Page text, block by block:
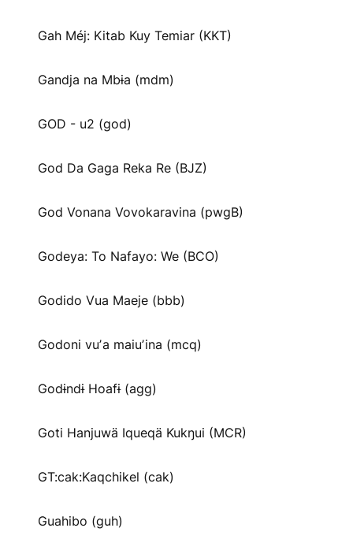
Gah Méj: Kitab Kuy Temiar (KKT)
Gandja na Mbɨa (mdm)
GOD - u2 (god)
God Da Gaga Reka Re (BJZ)
God Vonana Vovokaravina (pwgB)
Godeya: To Nafayo: We (BCO)
Godido Vua Maeje (bbb)
Godoni vuʼa maiuʼina (mcq)
Godɨndɨ Hoafɨ (agg)
Goti Hanjuwä Iqueqä Kukŋui (MCR)
GT:cak:Kaqchikel (cak)
Guahibo (guh)